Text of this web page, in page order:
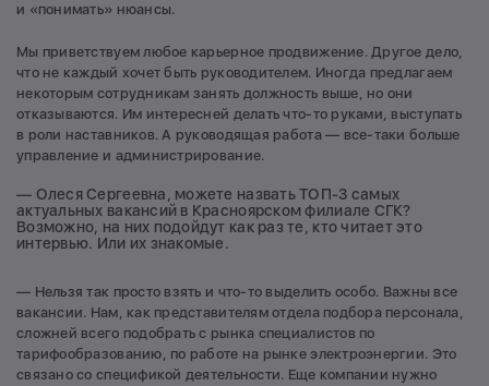
и «понимать» нюансы.
Мы приветствуем любое карьерное продвижение. Другое дело,
что не каждый хочет быть руководителем. Иногда предлагаем
некоторым сотрудникам занять должность выше, но они
отказываются. Им интересней делать что-то руками, выступать
в роли наставников. А руководящая работа — все-таки больше
управление и администрирование.
— Олеся Сергеевна, можете назвать ТОП-3 самых
актуальных вакансий в Красноярском филиале СГК?
Возможно, на них подойдут как раз те, кто читает это
интервью. Или их знакомые.
— Нельзя так просто взять и что-то выделить особо. Важны все
вакансии. Нам, как представителям отдела подбора персонала,
сложней всего подобрать с рынка специалистов по
тарифообразованию, по работе на рынке электроэнергии. Это
связано со спецификой деятельности. Еще компании нужно